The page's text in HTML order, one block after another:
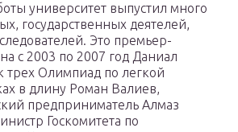
университет выпустил много
государственных деятелей,
Это премьер-
с 2003 по 2007 год Даниал
трех Олимпиад по легкой
в длину Роман Валиев,
предприниматель Алмаз
Госкомитета по